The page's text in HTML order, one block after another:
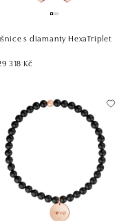
s diamanty HexaTriplet
318 Kč